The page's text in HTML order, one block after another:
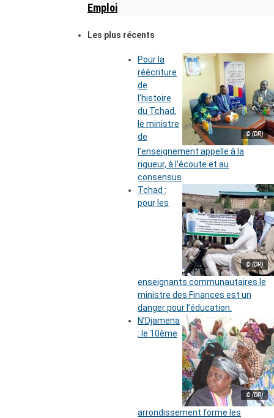
Emploi
Les plus récents
© (DR)
Pour la
réécriture
de
l’histoire
du Tchad,
le ministre
de
l’enseignement appelle à la
rigueur, à l’écoute et au
consensus
© (DR)
Tchad :
pour les
enseignants communautaires le
ministre des Finances est un
danger pour l’éducation.
© (DR)
N’Djamena
: le 10ème
arrondissement forme les